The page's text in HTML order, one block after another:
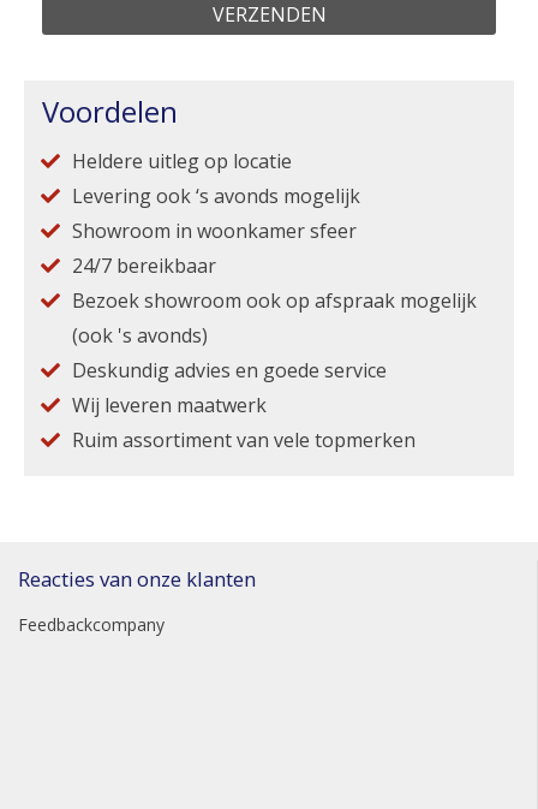
Voordelen
Heldere uitleg op locatie
Levering ook ‘s avonds mogelijk
Showroom in woonkamer sfeer
24/7 bereikbaar
Bezoek showroom ook op afspraak mogelijk
(ook 's avonds)
Deskundig advies en goede service
Wij leveren maatwerk
Ruim assortiment van vele topmerken
Reacties van onze klanten
Feedbackcompany